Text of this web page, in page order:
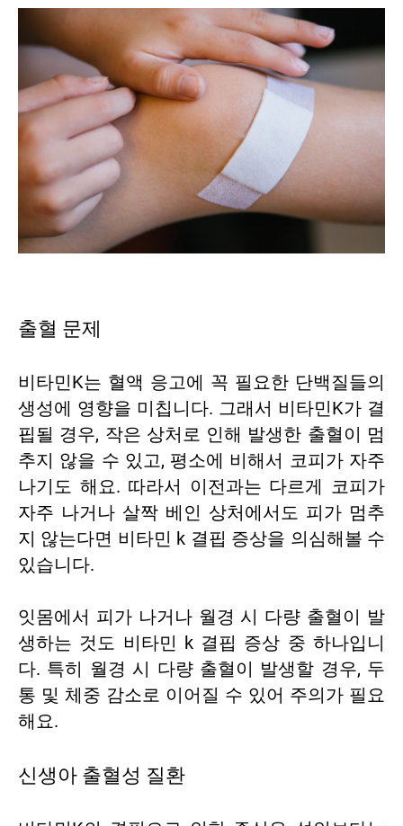
출혈 문제
비타민K는 혈액 응고에 꼭 필요한 단백질들의
생성에 영향을 미칩니다. 그래서 비타민K가 결
핍될 경우, 작은 상처로 인해 발생한 출혈이 멈
추지 않을 수 있고, 평소에 비해서 코피가 자주
나기도 해요. 따라서 이전과는 다르게 코피가
자주 나거나 살짝 베인 상처에서도 피가 멈추
지 않는다면 비타민 k 결핍 증상을 의심해볼 수
있습니다.
잇몸에서 피가 나거나 월경 시 다량 출혈이 발
생하는 것도 비타민 k 결핍 증상 중 하나입니
다. 특히 월경 시 다량 출혈이 발생할 경우, 두
통 및 체중 감소로 이어질 수 있어 주의가 필요
해요.
신생아 출혈성 질환